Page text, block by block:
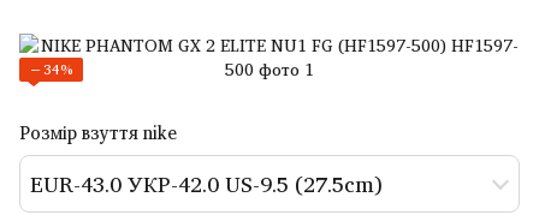
−34%
Розмір взуття nike
EUR-43.0 УКР-42.0 US-9.5 (27.5cm)